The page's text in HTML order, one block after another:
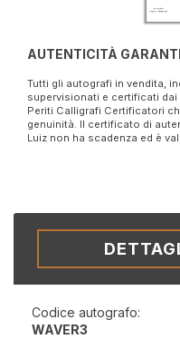
AUTENTICITÀ
Tutti gli autografi in vendita,
supervisionati e certificati
Periti Calligrafi Certificatori
genuinità. Il certificato di
Luiz non ha scadenza ed è
Codice autografo:
WAVER3